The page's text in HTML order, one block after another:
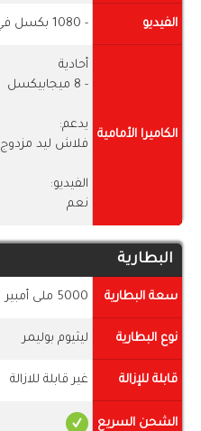
الفيديو - 1080 بكسل في 30 إطارًا في الثانية
الكاميرا الأمامية
أحادية
- 8 ميجابيكسل
يدعم:
فلاش ليد مزدوج
الفيديو:
نعم
البطارية
سعة البطارية 5000 ملى أمبير
نوع البطارية ليثيوم بوليمر
قابلة للإزالة غير قابلة للازالة
الشحن السريع